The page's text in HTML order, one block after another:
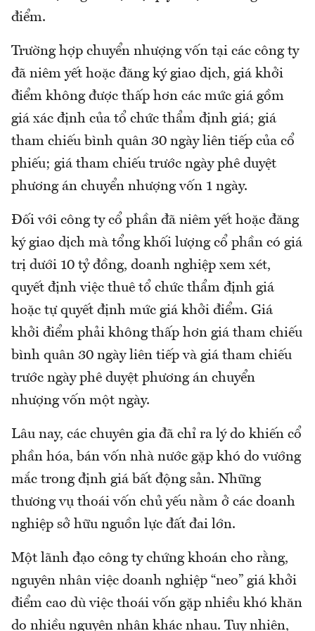
điểm.
Trường hợp chuyển nhượng vốn tại các công ty
đã niêm yết hoặc đăng ký giao dịch, giá khởi
điểm không được thấp hơn các mức giá gồm
giá xác định của tổ chức thẩm định giá; giá
tham chiếu bình quân 30 ngày liên tiếp của cổ
phiếu; giá tham chiếu trước ngày phê duyệt
phương án chuyển nhượng vốn 1 ngày.
Đối với công ty cổ phần đã niêm yết hoặc đăng
ký giao dịch mà tổng khối lượng cổ phần có giá
trị dưới 10 tỷ đồng, doanh nghiệp xem xét,
quyết định việc thuê tổ chức thẩm định giá
hoặc tự quyết định mức giá khởi điểm. Giá
khởi điểm phải không thấp hơn giá tham chiếu
bình quân 30 ngày liên tiếp và giá tham chiếu
trước ngày phê duyệt phương án chuyển
nhượng vốn một ngày.
Lâu nay, các chuyên gia đã chỉ ra lý do khiến cổ
phần hóa, bán vốn nhà nước gặp khó do vướng
mắc trong định giá bất động sản. Những
thương vụ thoái vốn chủ yếu nằm ở các doanh
nghiệp sở hữu nguồn lực đất đai lớn.
Một lãnh đạo công ty chứng khoán cho rằng,
nguyên nhân việc doanh nghiệp “neo” giá khởi
điểm cao dù việc thoái vốn gặp nhiều khó khăn
do nhiều nguyên nhân khác nhau. Tuy nhiên,